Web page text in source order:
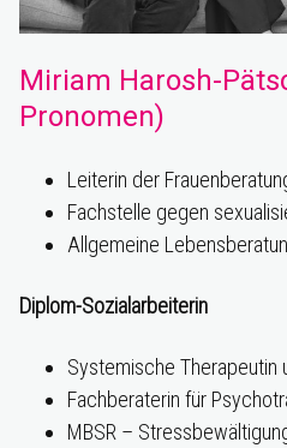
Miriam Harosh-
Pronomen)
Leiterin der
Fachstelle gegen
Allgemeine
Diplom-Sozialarbeiterin
Systemische Therapeutin
Fachberaterin für
MBSR –